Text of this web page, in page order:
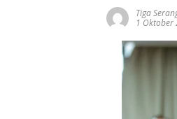
Tiga
1 Oktober